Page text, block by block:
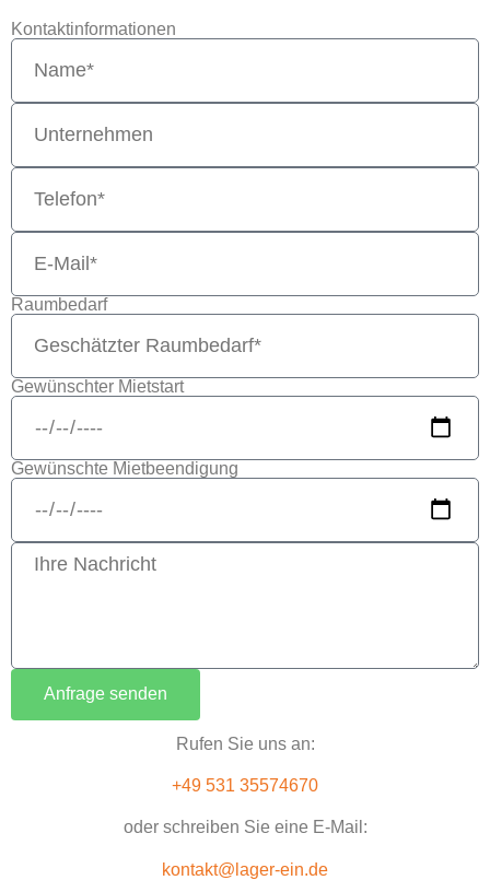
Kontaktinformationen
Raumbedarf
Gewünschter Mietstart
Gewünschte Mietbeendigung
Anfrage senden
Rufen Sie uns an:
+49 531 35574670
oder schreiben Sie eine E-Mail:
kontakt@lager-ein.de